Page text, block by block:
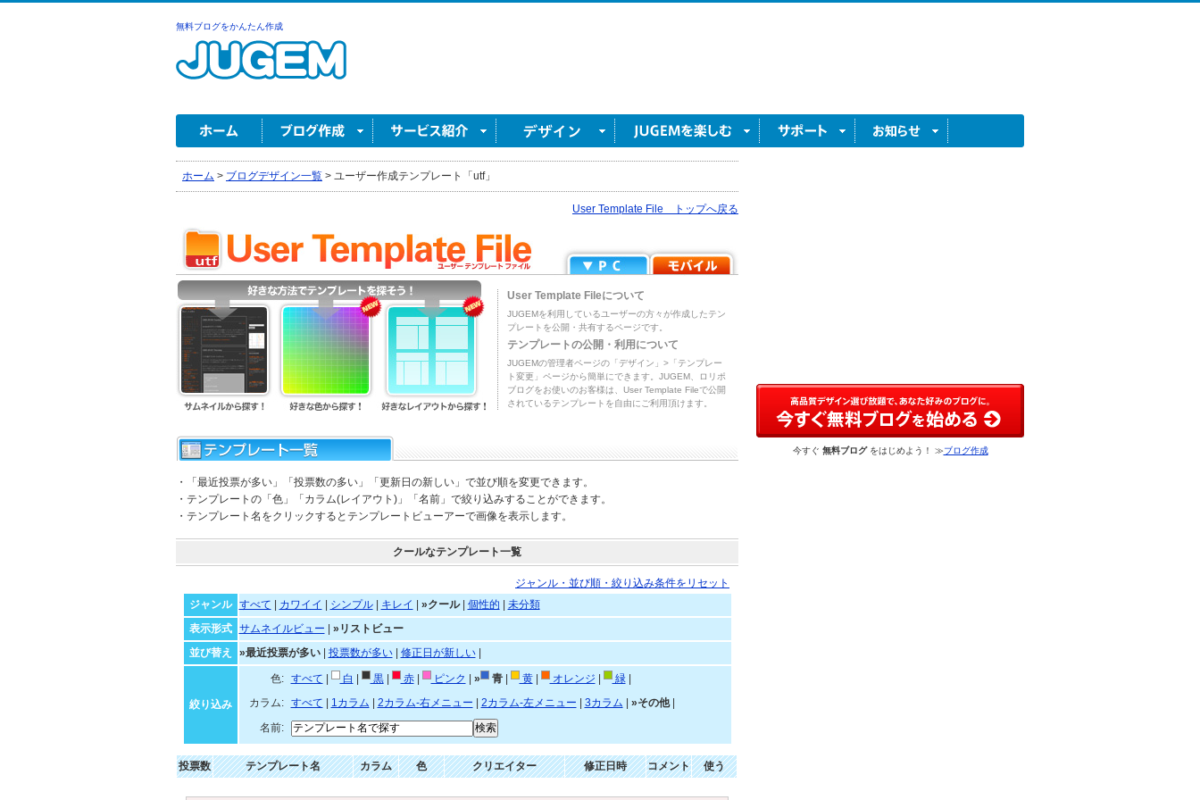
無料ブログをかんたん作成
ホーム > ブログデザイン一覧 > ユーザー作成テンプレート「utf」
User Template File トップへ戻る
User Template Fileについて
JUGEMを利用しているユーザーの方々が作成したテン
プレートを公開・共有するページです。
テンプレートの公開・利用について
JUGEMの管理者ページの「デザイン」>「テンプレー
ト変更」ページから簡単にできます。JUGEM、ロリポ
ブログをお使いのお客様は、User Template Fileで公開
されているテンプレートを自由にご利用頂けます。
・「最近投票が多い」「投票数の多い」「更新日の新しい」で並び順を変更できます。
・テンプレートの「色」「カラム(レイアウト)」「名前」で絞り込みすることができます。
・テンプレート名をクリックするとテンプレートビューアーで画像を表示します。
クールなテンプレート一覧
ジャンル・並び順・絞り込み条件をリセット
ジャンル
すべて カワイイ シンプル| キレイ »クール| 個性的
未分類
表示形式
サムネイルビュー
»リストビュー
並び替え
»最近投票が多い| 投票数が多い| 修正日が新しい|
絞り込み
色: すべて 白 黒| 赤| ピンク » 青| 黄| オレンジ 緑|
カラム:
すべて 1カラム 2カラム-右メニュー 2カラム-左メニュー 3カラム »その他|
名前:
投票数 テンプレート名 カラム 色 クリエイター 修正日時 コメント 使う
今すぐ 無料ブログをはじめよう！ ≫ブログ作成